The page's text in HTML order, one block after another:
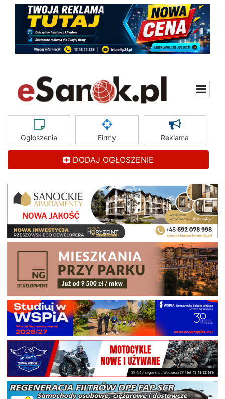
Ogłoszenia Firmy Reklama
DODAJ OGŁOSZENIE